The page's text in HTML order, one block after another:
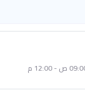
ص - 12:00 م